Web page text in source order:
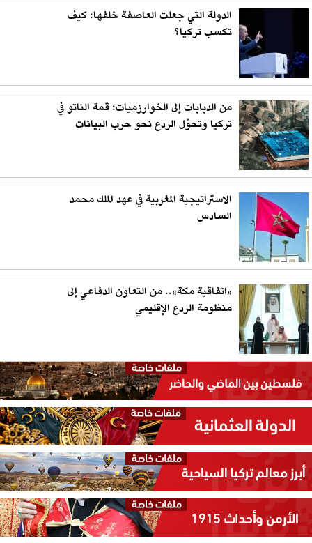
الدولة التي جعلت العاصفة خلفها: كيف
تكسب تركيا؟
من الدبابات إلى الخوارزميات: قمة الناتو في
تركيا وتحوّل الردع نحو حرب البيانات
الاستراتيجية المغربية في عهد الملك محمد
السادس
«اتفاقية مكة».. من التعاون الدفاعي إلى
منظومة الردع الإقليمي